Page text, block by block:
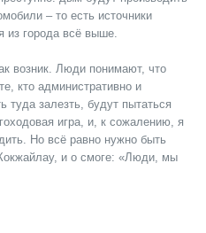
– то есть источники
из города всё выше.
возник. Люди понимают, что
кто административно и
туда залезть, будут пытаться
игра, и, к сожалению, я
Но всё равно нужно быть
и о смоге: «Люди, мы